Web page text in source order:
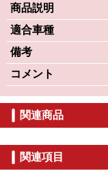
商品説明
適合車種
備考
コメント
関連商品
関連項目